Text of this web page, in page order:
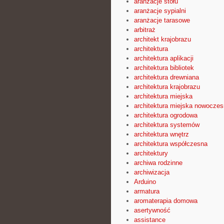
aranżacje sypialni
aranżacje tarasowe
arbitraż
architekt krajobrazu
architektura
architektura aplikacji
architektura bibliotek
architektura drewniana
architektura krajobrazu
architektura miejska
architektura miejska
architektura ogrodowa
architektura systemów
architektura wnętrz
architektura współczesna
architektury
archiwa rodzinne
archiwizacja
Arduino
armatura
aromaterapia domowa
asertywność
assistance